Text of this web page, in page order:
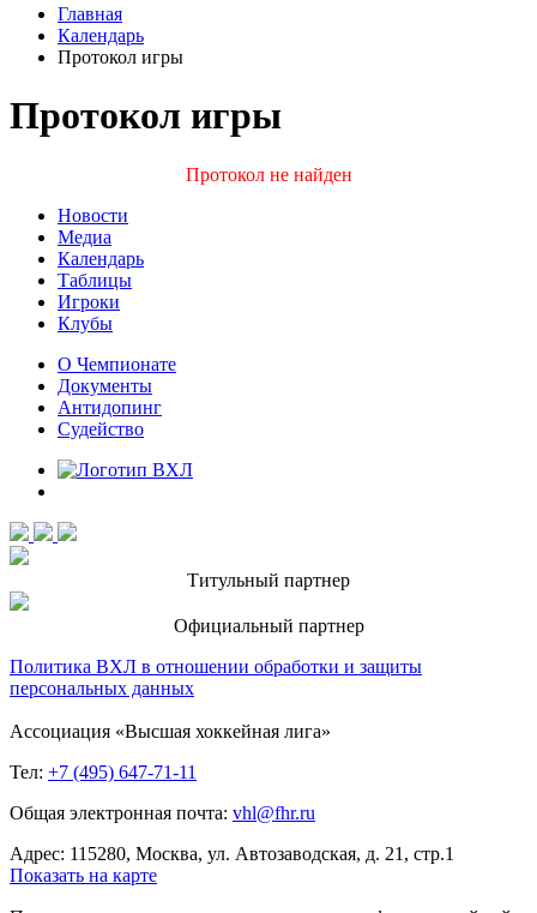
Главная
Календарь
Протокол игры
Протокол игры
Протокол не найден
Новости
Медиа
Календарь
Таблицы
Игроки
Клубы
О Чемпионате
Документы
Антидопинг
Судейство
Титульный партнер
Официальный партнер
Политика ВХЛ в отношении обработки и защиты
персональных данных
Ассоциация «Высшая хоккейная лига»
Тел: +7 (495) 647-71-11
Общая электронная почта: vhl@fhr.ru
Адрес: 115280, Москва, ул. Автозаводская, д. 21, стр.1
Показать на карте